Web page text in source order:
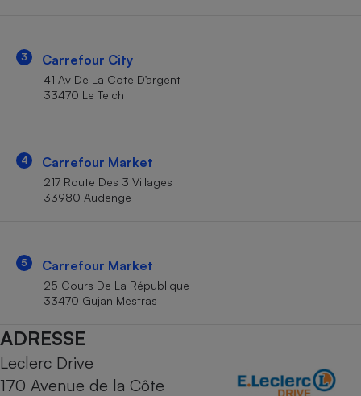
3 Carrefour City
41 Av De La Cote D’argent
33470 Le Teich
4 Carrefour Market
217 Route Des 3 Villages
33980 Audenge
5 Carrefour Market
25 Cours De La République
33470 Gujan Mestras
ADRESSE
Leclerc Drive
170 Avenue de la Côte
Cafetière à expressos